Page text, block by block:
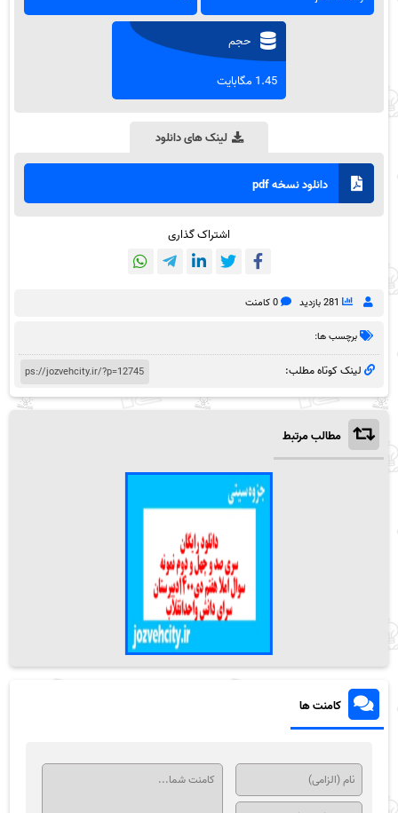
حجم
1.45 مگابایت
لینک های دانلود
دانلود نسخه pdf
اشتراک گذاری
281 بازدید 0 کامنت
برچسب ها:
لینک کوتاه مطلب:
مطالب مرتبط
کامنت ها